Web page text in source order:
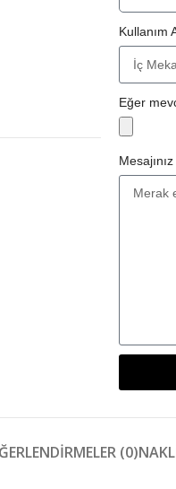
Kullanım
Eğer
Mesajınız
(0)